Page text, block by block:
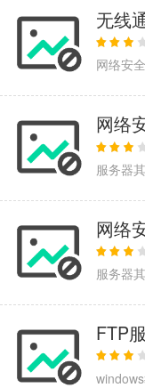
无线
网络安全
网络
服务器
网络
服务器
FTP